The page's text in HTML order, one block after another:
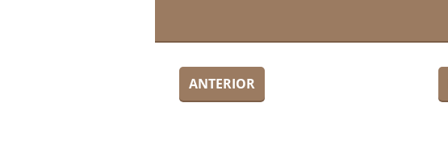
ANTERIOR